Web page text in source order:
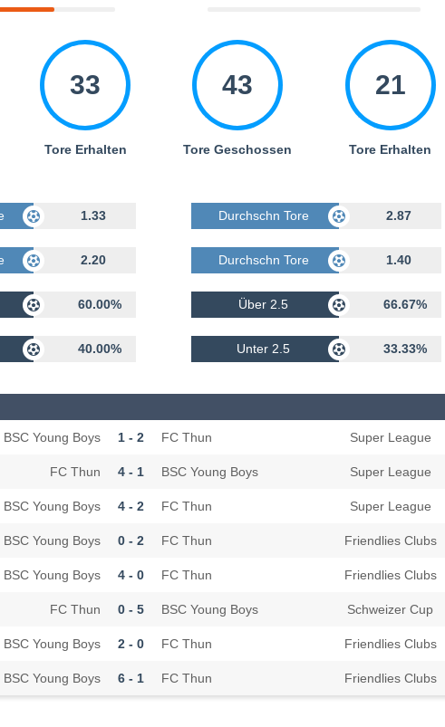
33
Tore Erhalten
Geschossen 1.33
Erhalten 2.20
60.00%
40.00%
43
Tore Geschossen
21
Tore Erhalten
Durchschn Tore Geschossen 2.87
Durchschn Tore Erhalten 1.40
Über 2.5 66.67%
Unter 2.5 33.33%
BSC Young Boys 1 - 2 FC Thun Super League
FC Thun 4 - 1 BSC Young Boys Super League
BSC Young Boys 4 - 2 FC Thun Super League
BSC Young Boys 0 - 2 FC Thun Friendlies Clubs
BSC Young Boys 4 - 0 FC Thun Friendlies Clubs
FC Thun 0 - 5 BSC Young Boys Schweizer Cup
BSC Young Boys 2 - 0 FC Thun Friendlies Clubs
BSC Young Boys 6 - 1 FC Thun Friendlies Clubs